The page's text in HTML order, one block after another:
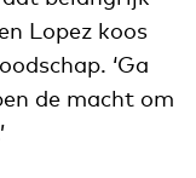
Lopez koos
‘Ga
de macht om